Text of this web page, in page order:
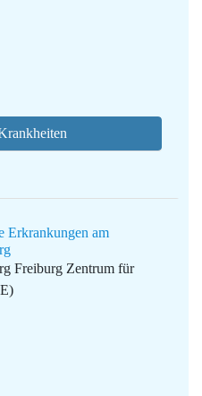
Erkrankungen am
Freiburg Zentrum für